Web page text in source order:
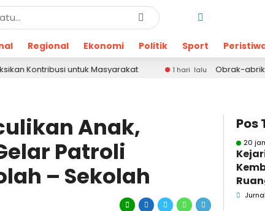
Regional Ekonomi Politik Sport
untuk Masyarakat 1 hari lalu
Obrak-abrik Kantor
Anak,
Patroli
– Sekolah
Pos
20